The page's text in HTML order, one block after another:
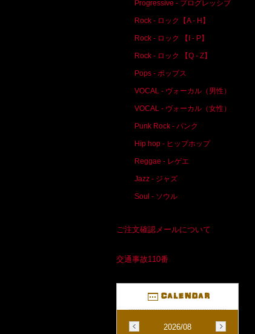
Progressive - プログレッシブ
Rock - ロック【A - H】
Rock - ロック 【I - P】
Rock - ロック 【Q - Z】
Pops - ポップス
VOCAL - ヴォーカル（男性）
VOCAL - ヴォーカル（女性）
Punk Rock - パンク
Hip hop - ヒップホップ
Reggae - レゲエ
Jazz - ジャズ
Soul - ソウル
ご注文確認メールについて
交通事故110番
2026/08